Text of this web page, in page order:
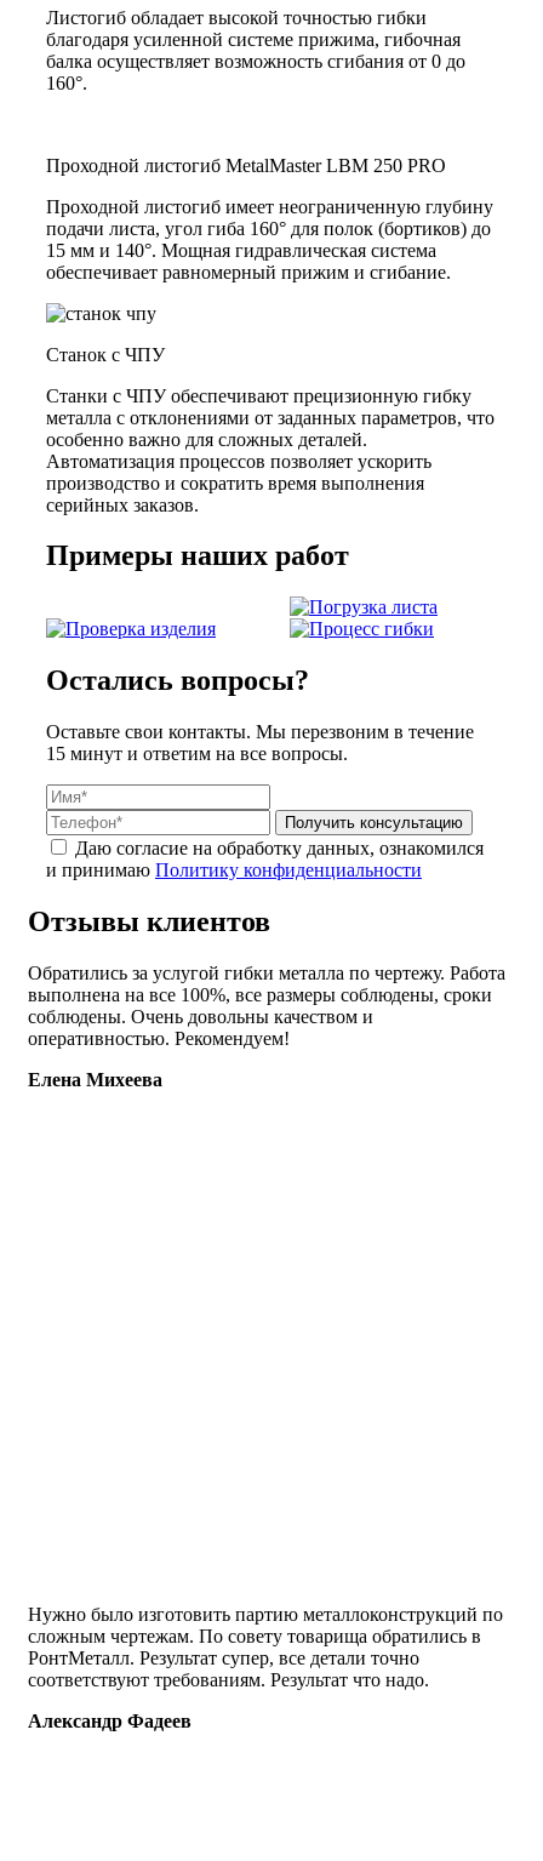
Листогиб обладает высокой точностью гибки
благодаря усиленной системе прижима, гибочная
балка осуществляет возможность сгибания от 0 до
160°.
Проходной листогиб MetalMaster LBM 250 PRO
Проходной листогиб имеет неограниченную глубину
подачи листа, угол гиба 160° для полок (бортиков) до
15 мм и 140°. Мощная гидравлическая система
обеспечивает равномерный прижим и сгибание.
Станок с ЧПУ
Станки с ЧПУ обеспечивают прецизионную гибку
металла с отклонениями от заданных параметров, что
особенно важно для сложных деталей.
Автоматизация процессов позволяет ускорить
производство и сократить время выполнения
серийных заказов.
Примеры наших работ
Остались вопросы?
Оставьте свои контакты. Мы перезвоним в течение
15 минут и ответим на все вопросы.
Получить консультацию
Даю согласие на обработку данных, ознакомился
и принимаю Политику конфиденциальности
Отзывы клиентов
Обратились за услугой гибки металла по чертежу. Работа
выполнена на все 100%, все размеры соблюдены, сроки
соблюдены. Очень довольны качеством и
оперативностью. Рекомендуем!
Елена Михеева
Нужно было изготовить партию металлоконструкций по
сложным чертежам. По совету товарища обратились в
РонтМеталл. Результат супер, все детали точно
соответствуют требованиям. Результат что надо.
Александр Фадеев